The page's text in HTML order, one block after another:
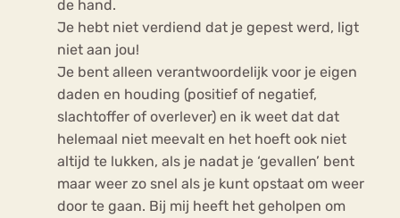
de hand.
Je hebt niet verdiend dat je gepest werd, ligt
niet aan jou!
Je bent alleen verantwoordelijk voor je eigen
daden en houding (positief of negatief,
slachtoffer of overlever) en ik weet dat dat
helemaal niet meevalt en het hoeft ook niet
altijd te lukken, als je nadat je ‘gevallen’ bent
maar weer zo snel als je kunt opstaat om weer
door te gaan. Bij mij heeft het geholpen om